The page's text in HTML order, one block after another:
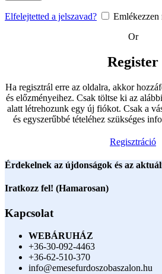
Elfelejtetted a jelszavad?
Emlékezzen
Or
Register
Ha regisztrál erre az oldalra, akkor
és előzményeihez. Csak töltse ki az
alatt létrehozunk egy új fiókot. Csak a
és egyszerűbbé tételéhez szükséges
Regisztráció
Érdekelnek az újdonságok és az
Iratkozz fel! (Hamarosan)
Kapcsolat
WEBÁRUHÁZ
+36-30-092-4463
+36-62-510-370
info@emesefurdoszobaszalon.hu